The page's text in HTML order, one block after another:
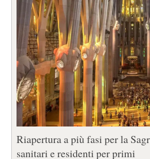
Riapertura a più fasi per la
sanitari e residenti per primi